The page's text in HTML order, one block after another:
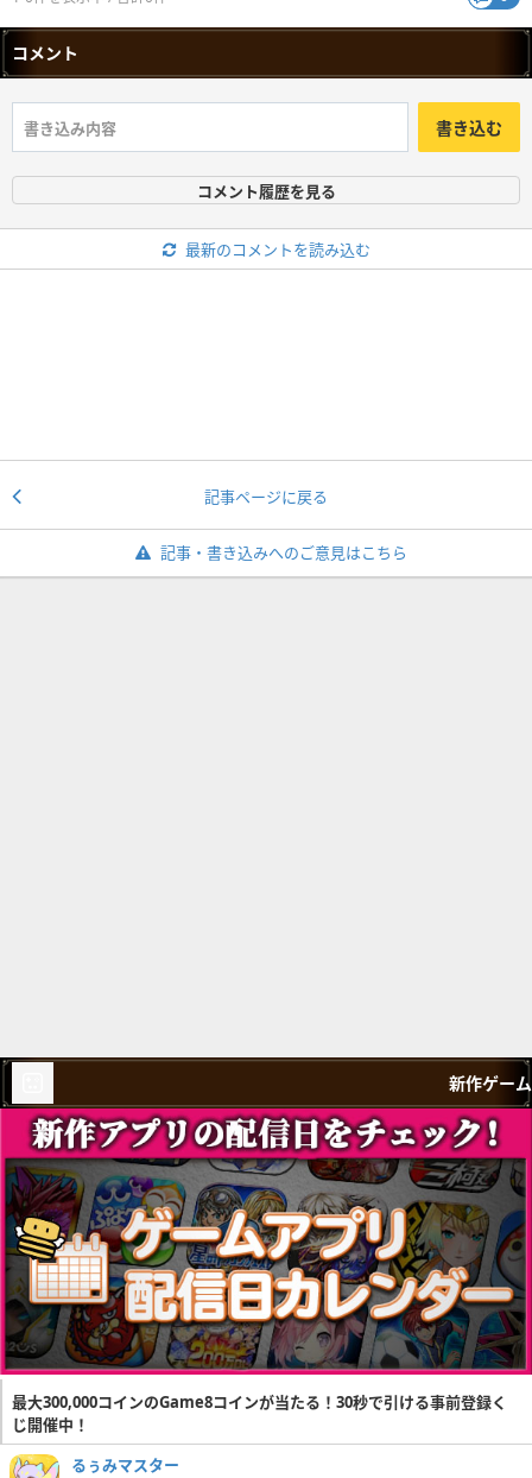
コメント
書き込む
コメント履歴を見る
最新のコメントを読み込む
記事ページに戻る
記事・書き込みへのご意見はこちら
新作ゲーム
最大300,000コインのGame8コインが当たる！30秒で引ける事前登録く
じ開催中！
るぅみマスター